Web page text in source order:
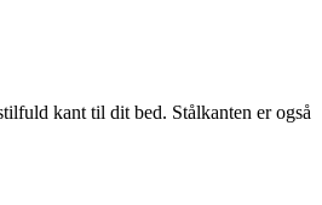
kant til dit bed. Stålkanten er også